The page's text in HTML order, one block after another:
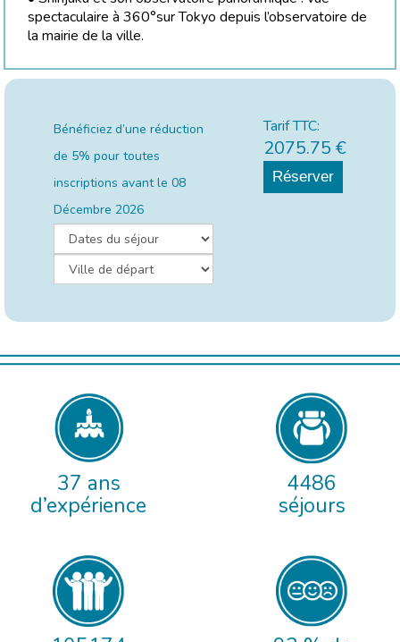
spectaculaire à 360°sur Tokyo depuis l’observatoire de
la mairie de la ville.
Bénéficiez d’une réduction
de 5% pour toutes
inscriptions avant le 08
Décembre 2026
Tarif TTC:
2075.75 €
Réserver
37 ans
d’expérience
4486
séjours